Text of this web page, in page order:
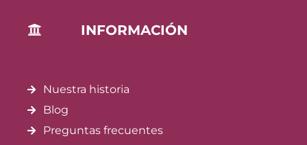
INFORMACIÓN
Nuestra historia
Blog
Preguntas frecuentes